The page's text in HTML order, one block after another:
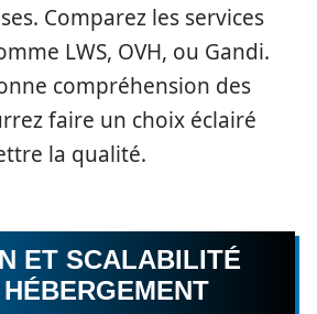
Comparez les services
LWS, OVH, ou Gandi.
compréhension des
faire un choix éclairé
la qualité.
ET SCALABILITÉ